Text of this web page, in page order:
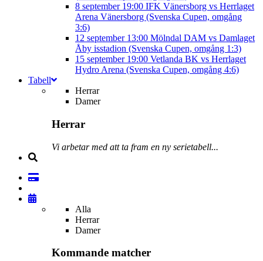
8 september 19:00 IFK Vänersborg vs Herrlaget
Arena Vänersborg (Svenska Cupen, omgång
3:6)
12 september 13:00 Mölndal DAM vs Damlaget
Åby isstadion (Svenska Cupen, omgång 1:3)
15 september 19:00 Vetlanda BK vs Herrlaget
Hydro Arena (Svenska Cupen, omgång 4:6)
Tabell
Herrar
Damer
Herrar
Vi arbetar med att ta fram en ny serietabell...
Alla
Herrar
Damer
Kommande matcher